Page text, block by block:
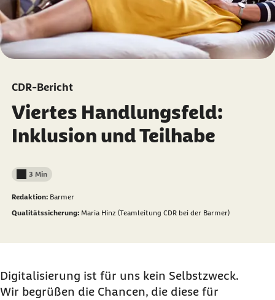
CDR-Bericht
Viertes Handlungsfeld:
Inklusion und Teilhabe
Lesedauer weniger als
3 Min
Redaktion: Barmer
Qualitätssicherung: Maria Hinz (Teamleitung CDR bei der Barmer)
Digitalisierung ist für uns kein Selbstzweck.
Wir begrüßen die Chancen, die diese für